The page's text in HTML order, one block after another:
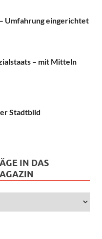
Umfahrung eingerichtet
– mit Mitteln
Stadtbild
IN DAS